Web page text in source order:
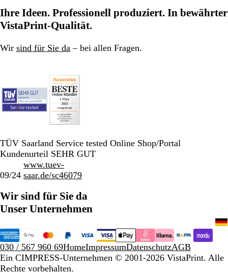
Ihre Ideen. Professionell produziert. In bewährter
VistaPrint-Qualität.
Wir sind für Sie da – bei allen Fragen.
TÜV Saarland Service tested Online Shop/Portal
Kundenurteil SEHR GUT
09/24
www.tuev-
saar.de/sc46079
Wir sind für Sie da
Unser Unternehmen
030 / 567 960 69HomeImpressumDatenschutzAGB
Ein CIMPRESS-Unternehmen © 2001-2026 VistaPrint. Alle
Rechte vorbehalten.